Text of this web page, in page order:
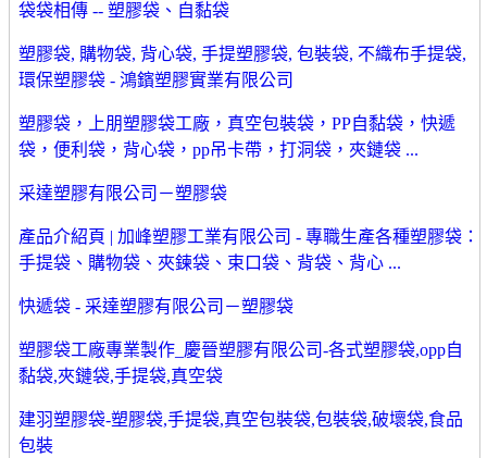
袋袋相傳 -- 塑膠袋、自黏袋
塑膠袋, 購物袋, 背心袋, 手提塑膠袋, 包裝袋, 不織布手提袋,
環保塑膠袋 - 鴻鑌塑膠實業有限公司
塑膠袋，上朋塑膠袋工廠，真空包裝袋，PP自黏袋，快遞
袋，便利袋，背心袋，pp吊卡帶，打洞袋，夾鏈袋 ...
采達塑膠有限公司－塑膠袋
產品介紹頁 | 加峰塑膠工業有限公司 - 專職生產各種塑膠袋：
手提袋、購物袋、夾鍊袋、束口袋、背袋、背心 ...
快遞袋 - 采達塑膠有限公司－塑膠袋
塑膠袋工廠專業製作_慶晉塑膠有限公司-各式塑膠袋,opp自
黏袋,夾鏈袋,手提袋,真空袋
建羽塑膠袋-塑膠袋,手提袋,真空包裝袋,包裝袋,破壞袋,食品
包裝